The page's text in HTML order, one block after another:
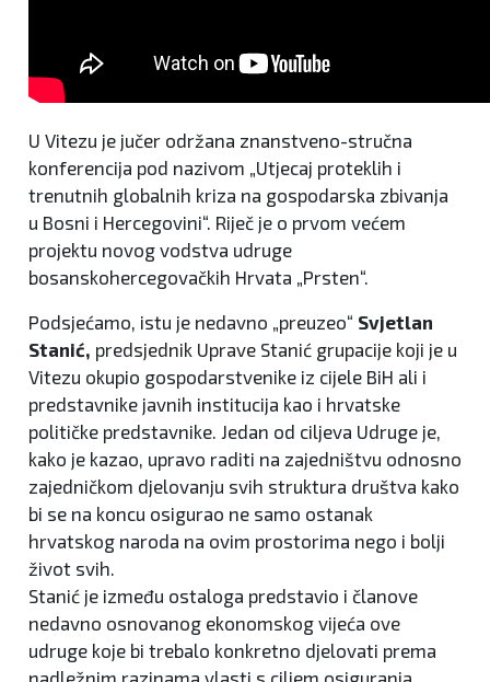
U Vitezu je jučer održana znanstveno-stručna
konferencija pod nazivom „Utjecaj proteklih i
trenutnih globalnih kriza na gospodarska zbivanja
u Bosni i Hercegovini“. Riječ je o prvom većem
projektu novog vodstva udruge
bosanskohercegovačkih Hrvata „Prsten“.
Podsjećamo, istu je nedavno „preuzeo“ Svjetlan
Stanić, predsjednik Uprave Stanić grupacije koji je u
Vitezu okupio gospodarstvenike iz cijele BiH ali i
predstavnike javnih institucija kao i hrvatske
političke predstavnike. Jedan od ciljeva Udruge je,
kako je kazao, upravo raditi na zajedništvu odnosno
zajedničkom djelovanju svih struktura društva kako
bi se na koncu osigurao ne samo ostanak
hrvatskog naroda na ovim prostorima nego i bolji
život svih.
Stanić je između ostaloga predstavio i članove
nedavno osnovanog ekonomskog vijeća ove
udruge koje bi trebalo konkretno djelovati prema